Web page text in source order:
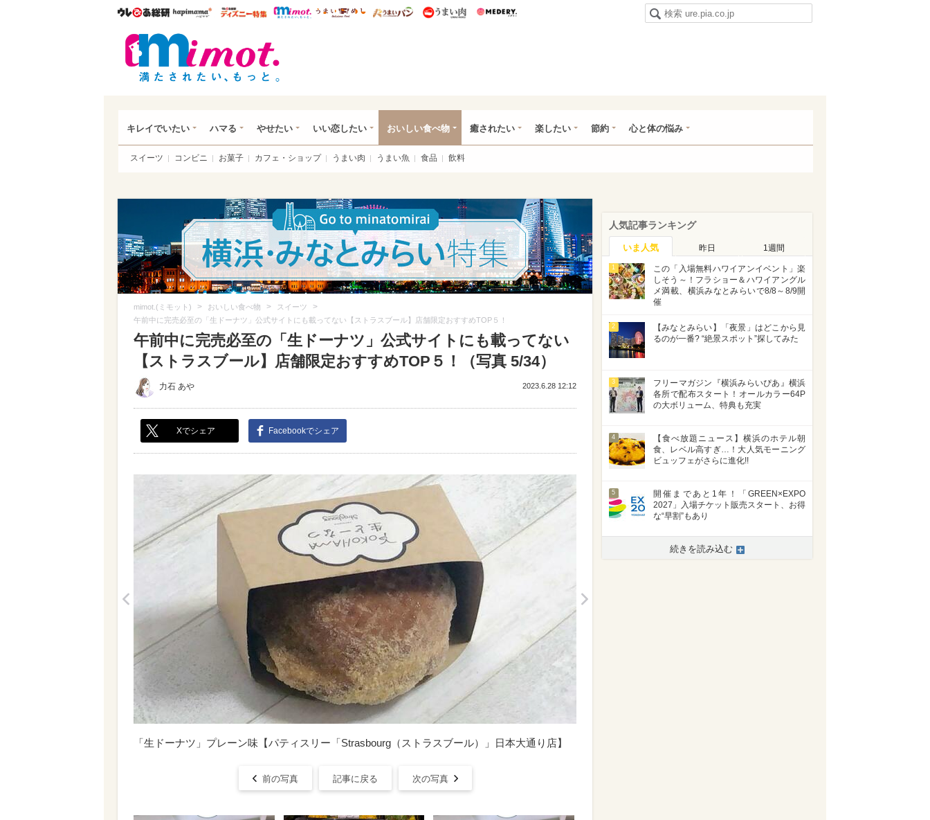
ウレぴあ総研ハピママ* ウレぴあ総研 ディズニー特集
mimot. うまいめし うまいパン うまい肉
キレイでいたい ハマる やせたい いい恋したい おいしい食べ物 癒されたい 楽したい 節約 心と体の悩み
スイーツ コンビニ お菓子 カフェ・ショップ うまい肉 うまい魚 食品 飲料
mimot.(ミモット) > おいしい食べ物 > スイーツ >
午前中に完売必至の「生ドーナツ」公式サイトにも載ってない【ストラスブール】店舗限定おすすめTOP５！
午前中に完売必至の「生ドーナツ」公式サイトにも載ってない
【ストラスブール】店舗限定おすすめTOP５！（写真 5/34）
力石 あや 2023.6.28 12:12
Xでシェア Facebookでシェア
「生ドーナツ」プレーン味【パティスリー「Strasbourg（ストラスブール）」日本大通り店】
前の写真 記事に戻る 次の写真
人気記事ランキング
いま人気 昨日 1週間
1
この「入場無料ハワイアンイベント」楽
しそう～！フラショー＆ハワイアングル
メ満載、横浜みなとみらいで8/8～8/9開
催
2
【みなとみらい】「夜景」はどこから見
るのが一番? “絶景スポット”探してみた
3
フリーマガジン『横浜みらいぴあ』横浜
各所で配布スタート！オールカラー64P
の大ボリューム、特典も充実
4
【食べ放題ニュース】横浜のホテル朝
食、レベル高すぎ…！大人気モーニング
ビュッフェがさらに進化!!
5
開催まであと1年！「GREEN×EXPO
2027」入場チケット販売スタート、お得
な“早割”もあり
続きを読み込む